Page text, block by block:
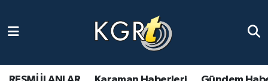
Gündem Haberleri